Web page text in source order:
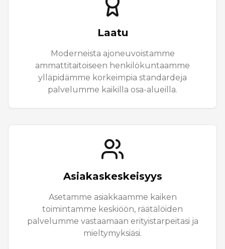
Laatu
Moderneista ajoneuvoistamme
ammattitaitoiseen henkilökuntaamme
ylläpidämme korkeimpia standardeja
palvelumme kaikilla osa-alueilla.
Asiakaskeskeisyys
Asetamme asiakkaamme kaiken
toimintamme keskiöön, räätälöiden
palvelumme vastaamaan erityistarpeitasi ja
mieltymyksiäsi.